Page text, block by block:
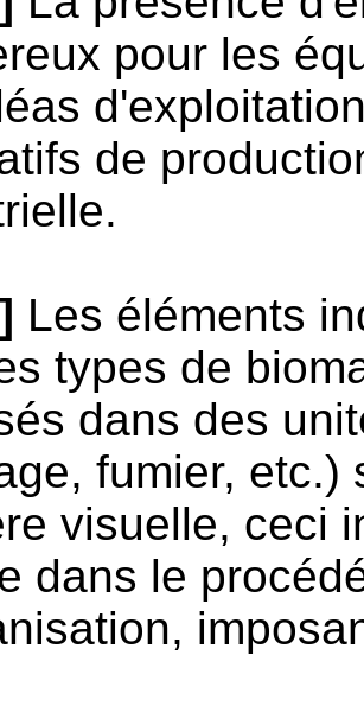
pour les
de
Les éléments
types de
dans des
fumier,
visuelle, ceci
dans le